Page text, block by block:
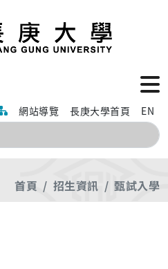
網站導覽 長庚大學首頁 EN
搜
首頁 招生資訊 甄試入學